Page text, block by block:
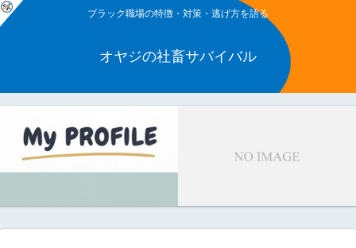
ブラック職場の特徴・対策・逃げ方を語る
オヤジの社畜サバイバル